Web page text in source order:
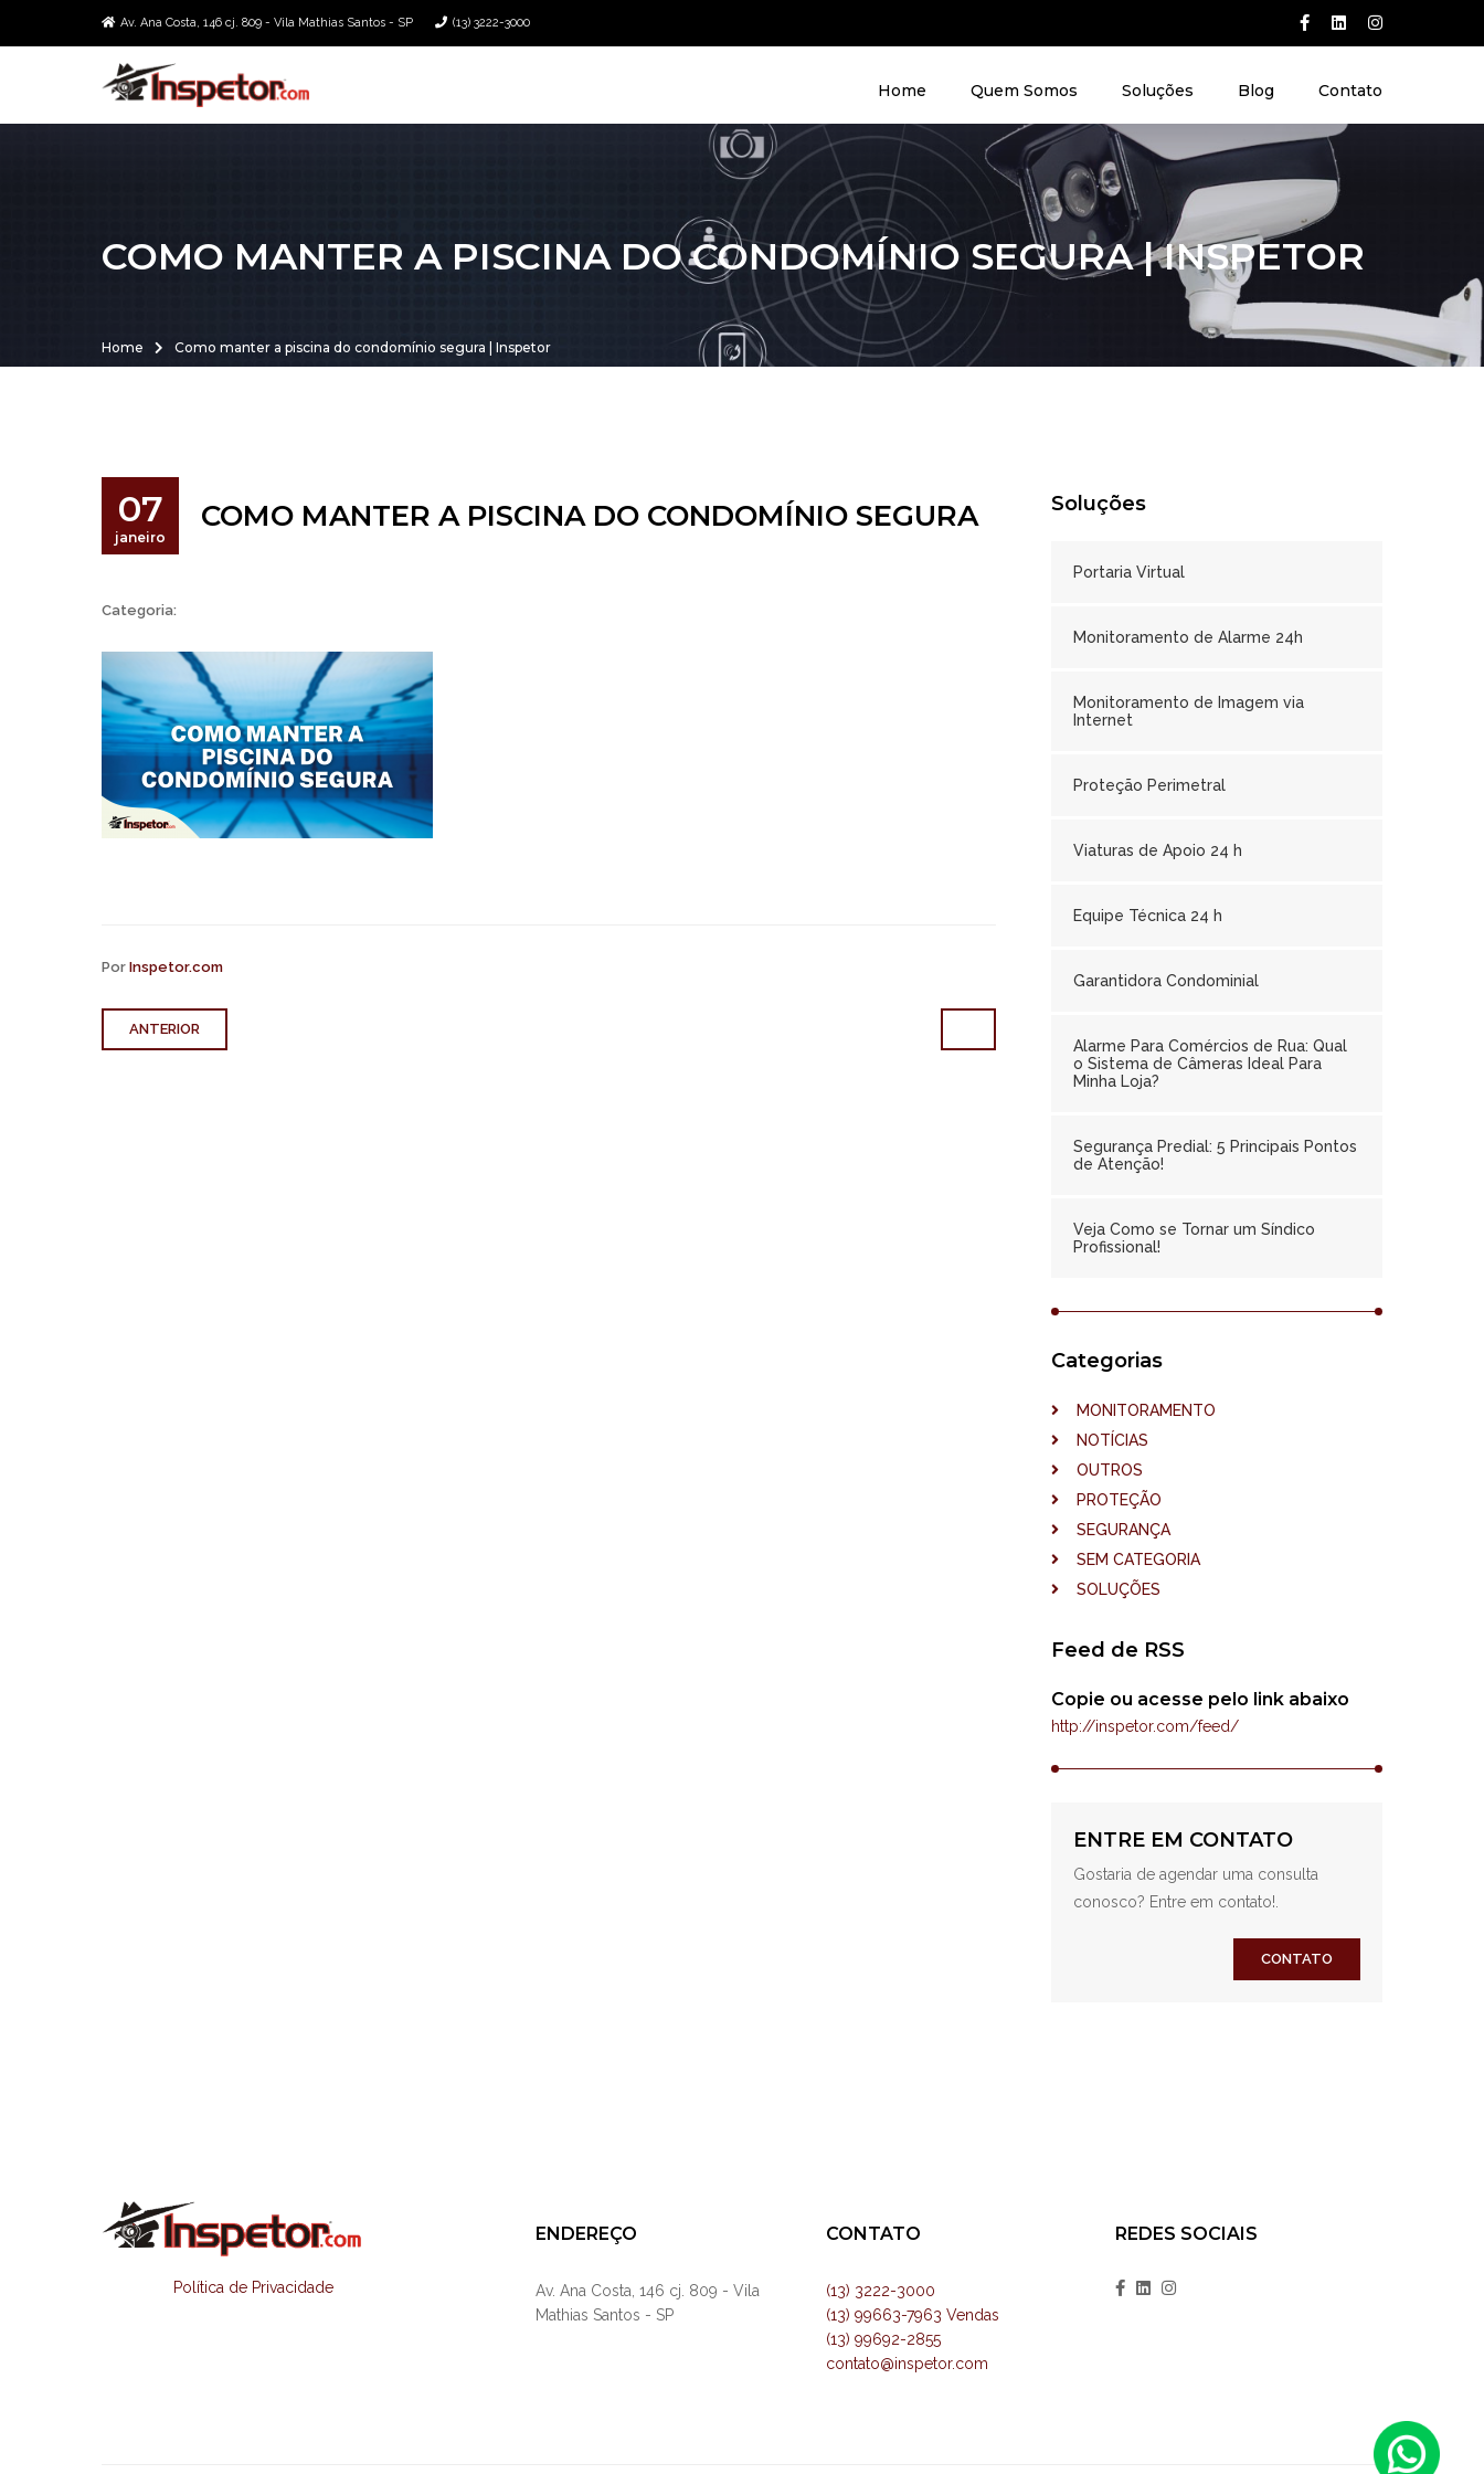
Av. Ana Costa, 146 cj. 809 - Vila Mathias Santos - SP (13) 3222-3000
Home Quem Somos Soluções Blog Contato
COMO MANTER A PISCINA DO CONDOMÍNIO SEGURA | INSPETOR
Home Como manter a piscina do condomínio segura | Inspetor
07
janeiro
COMO MANTER A PISCINA DO CONDOMÍNIO SEGURA
Categoria:
Por Inspetor.com
ANTERIOR
Soluções
Portaria Virtual
Monitoramento de Alarme 24h
Monitoramento de Imagem via
Internet
Proteção Perimetral
Viaturas de Apoio 24 h
Equipe Técnica 24 h
Garantidora Condominial
Alarme Para Comércios de Rua: Qual
o Sistema de Câmeras Ideal Para
Minha Loja?
Segurança Predial: 5 Principais Pontos
de Atenção!
Veja Como se Tornar um Síndico
Profissional!
Categorias
MONITORAMENTO
NOTÍCIAS
OUTROS
PROTEÇÃO
SEGURANÇA
SEM CATEGORIA
SOLUÇÕES
Feed de RSS
Copie ou acesse pelo link abaixo
http://inspetor.com/feed/
ENTRE EM CONTATO
Gostaria de agendar uma consulta
conosco? Entre em contato!.
CONTATO
Política de Privacidade
ENDEREÇO
Av. Ana Costa, 146 cj. 809 - Vila
Mathias Santos - SP
CONTATO
(13) 3222-3000
(13) 99663-7963 Vendas
(13) 99692-2855
contato@inspetor.com
REDES SOCIAIS